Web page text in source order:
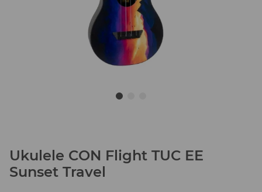
Ukulele CON Flight TUC EE
Sunset Travel